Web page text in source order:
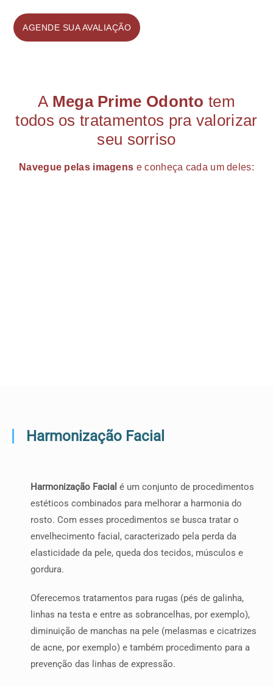
AGENDE SUA AVALIAÇÃO
A Mega Prime Odonto tem
todos os tratamentos pra valorizar
seu sorriso
Navegue pelas imagens e conheça cada um deles:
Harmonização Facial
Harmonização Facial é um conjunto de procedimentos
estéticos combinados para melhorar a harmonia do
rosto. Com esses procedimentos se busca tratar o
envelhecimento facial, caracterizado pela perda da
elasticidade da pele, queda dos tecidos, músculos e
gordura.
Oferecemos tratamentos para rugas (pés de galinha,
linhas na testa e entre as sobrancelhas, por exemplo),
diminuição de manchas na pele (melasmas e cicatrizes
de acne, por exemplo) e também procedimento para a
prevenção das linhas de expressão.